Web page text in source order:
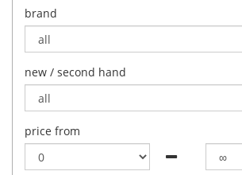
brand
new / second hand
price from